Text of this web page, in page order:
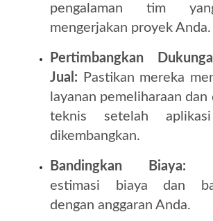
pengalaman tim
mengerjakan proyek Anda.
Pertimbangkan
Jual: Pastikan mereka
layanan pemeliharaan dan
teknis setelah
dikembangkan.
Bandingkan Biaya:
estimasi biaya dan
dengan anggaran Anda.